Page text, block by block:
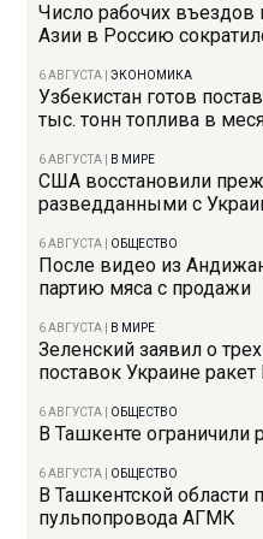
Число рабочих
Азии в Россию
6 АВГУСТА |ЭКОНОМИКА
Узбекистан готов
тыс. тонн топлива в
6 АВГУСТА В МИРЕ
США восстановили
разведданными с
6 АВГУСТА ОБЩЕСТВО
После видео из
партию мяса с продажи
6 АВГУСТА В МИРЕ
Зеленский заявил о
поставок Украине
6 АВГУСТА ОБЩЕСТВО
В Ташкенте
6 АВГУСТА ОБЩЕСТВО
В Ташкентской
пульпопровода АГМК